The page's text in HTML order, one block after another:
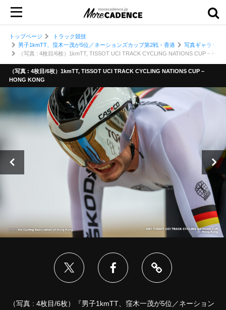
トップページ
トラック競技
男子1kmTT、窪木一茂が5位／ネーションズカップ第2戦・香港
写真ギャラリー
（写真 : 4枚目/6枚）1kmTT, TISSOT UCI TRACK CYCLING NATIONS CUP –
（写真 : 4枚目/6枚）1kmTT, TISSOT UCI TRACK CYCLING NATIONS CUP –
HONG KONG
（写真 : 4枚目/6枚）『男子1kmTT、窪木一茂が5位／ネーション